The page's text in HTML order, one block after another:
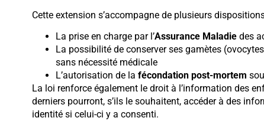
Cette extension s’accompagne de plusieurs
La prise en charge par l’Assurance Maladiedes
La possibilité de conserver ses gamètes
sans nécessité médicale
L’autorisation de la fécondation post-mortem
La loi renforce également le droit à l’information des
derniers pourront, s’ils le souhaitent, accéder à des
identité si celui-ci y a consenti.